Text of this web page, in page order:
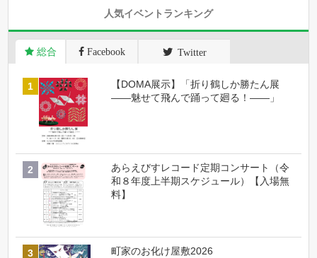
人気イベントランキング
総合 Facebook Twitter
【DOMA展示】「折り鶴しか勝たん展
――魅せて飛んで踊って廻る！――」
あらえびすレコード定期コンサート（令
和８年度上半期スケジュール）【入場無
料】
町家のお化け屋敷2026